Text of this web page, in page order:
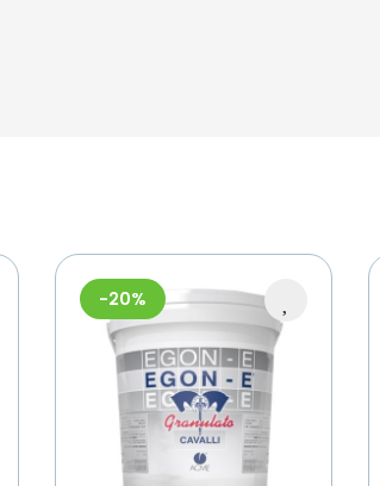
-20%